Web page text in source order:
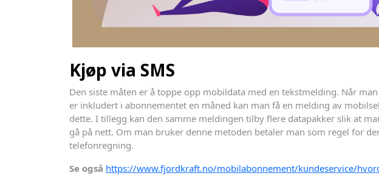
Kjøp via SMS
Den siste måten er å toppe opp mobildata med en tekstmelding. Når
er inkludert i abonnementet en måned kan man få en melding av
dette. I tillegg kan den samme meldingen tilby flere datapakker slik at
gå på nett. Om man bruker denne metoden betaler man som regel for
telefonregning.
Se også https://www.fjordkraft.no/mobilabonnement/kundeservice/